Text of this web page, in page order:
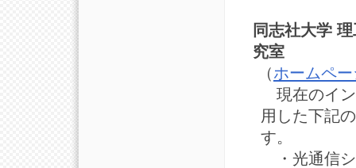
同志社大学
究室
（ホームペ
現在のイン
用した下記
す。
・光通信シ